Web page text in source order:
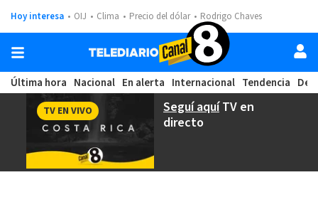
Hoy interesa OIJ Clima Precio del dólar Rodrigo Chaves
Última hora Nacional En alerta Internacional Tendencia
Seguí aquíTV en
directo
TV EN VIVO